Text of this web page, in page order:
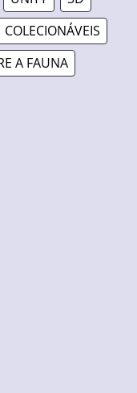
COLECIONÁVEIS
A FAUNA